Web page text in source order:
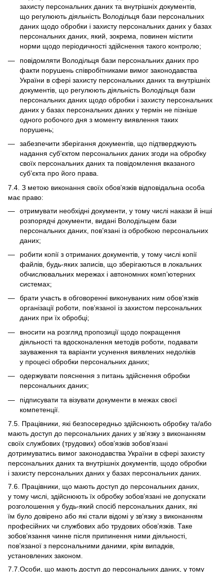
захисту персональних даних та внутрішніх документів,
що регулюють діяльність Володільця бази персональних
даних щодо обробки і захисту персональних даних у базах
персональних даних, який, зокрема, повинен містити
норми щодо періодичності здійснення такого контролю;
повідомляти Володільця бази персональних даних про
факти порушень співробітниками вимог законодавства
України в сфері захисту персональних даних та внутрішніх
документів, що регулюють діяльність Володільця бази
персональних даних щодо обробки і захисту персональних
даних у базах персональних даних у термін не пізніше
одного робочого дня з моменту виявлення таких
порушень;
забезпечити зберігання документів, що підтверджують
надання суб’єктом персональних даних згоди на обробку
своїх персональних даних та повідомлення вказаного
суб’єкта про його права.
7.4. З метою виконання своїх обов’язків відповідальна особа
має право:
отримувати необхідні документи, у тому числі накази й інші
розпорядчі документи, видані Володільцем бази
персональних даних, пов’язані із обробкою персональних
даних;
робити копії з отриманих документів, у тому числі копії
файлів, будь-яких записів, що зберігаються в локальних
обчислювальних мережах і автономних комп’ютерних
системах;
брати участь в обговоренні виконуваних ним обов’язків
організації роботи, пов’язаної із захистом персональних
даних при їх обробці;
вносити на розгляд пропозиції щодо покращення
діяльності та вдосконалення методів роботи, подавати
зауваження та варіанти усунення виявлених недоліків
у процесі обробки персональних даних;
одержувати пояснення з питань здійснення обробки
персональних даних;
підписувати та візувати документи в межах своєї
компетенції.
7.5. Працівники, які безпосередньо здійснюють обробку та/або
мають доступ до персональних даних у зв’язку з виконанням
своїх службових (трудових) обов’язків зобов’язані
дотримуватись вимог законодавства України в сфері захисту
персональних даних та внутрішніх документів, щодо обробки
і захисту персональних даних у базах персональних даних.
7.6. Працівники, що мають доступ до персональних даних,
у тому числі, здійснюють їх обробку зобов’язані не допускати
розголошення у будь-який спосіб персональних даних, які
їм було довірено або які стали відомі у зв’язку з виконанням
професійних чи службових або трудових обов’язків. Таке
зобов’язання чинне після припинення ними діяльності,
пов’язаної з персональними даними, крім випадків,
установлених законом.
7.7.Особи, що мають доступ до персональних даних, у тому